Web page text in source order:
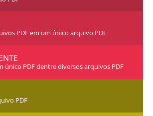
PDF em um único arquivo PDF
único PDF dentre diversos arquivos PDF
PDF